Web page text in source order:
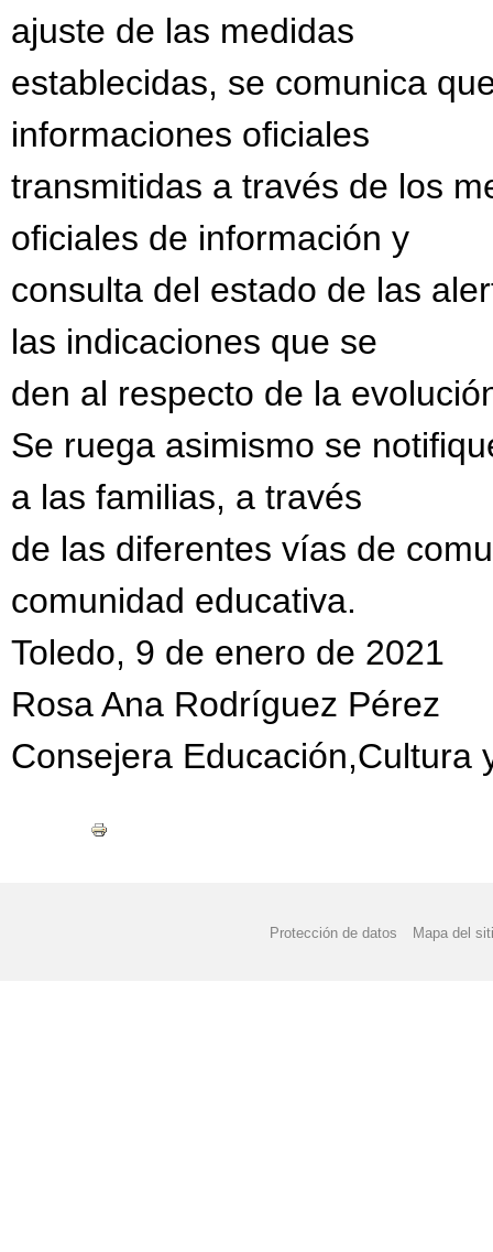
ajuste de las medidas
establecidas, se comunica
informaciones oficiales
transmitidas a través de los
oficiales de información y
consulta del estado de las
las indicaciones que se
den al respecto de la
Se ruega asimismo se
a las familias, a través
de las diferentes vías de
comunidad educativa.
Toledo, 9 de enero de 2021
Rosa Ana Rodríguez Pérez
Consejera Educación,Cultura
Protección de datos Mapa del